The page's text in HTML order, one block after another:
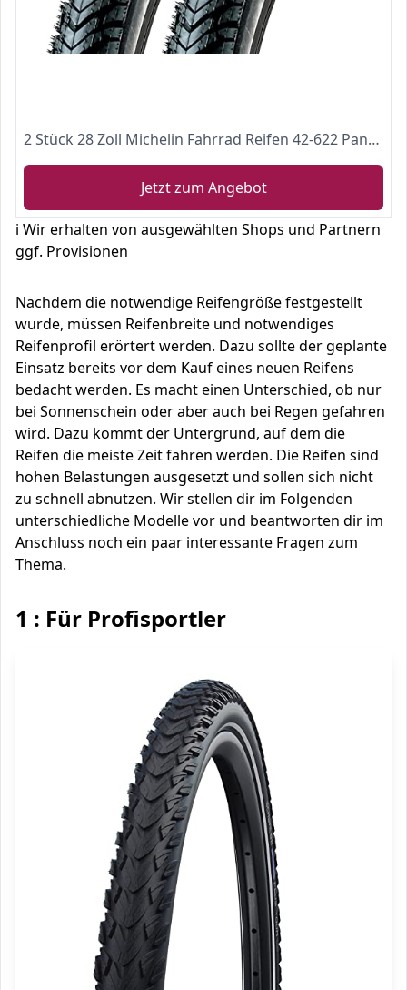
2 Stück 28 Zoll Michelin Fahrrad Reifen 42-622 Pannenschutz Mantel Decke 28x1.6 Tire
Jetzt zum Angebot
ℹ️ Wir erhalten von ausgewählten Shops und Partnern
ggf. Provisionen
Nachdem die notwendige Reifengröße festgestellt
wurde, müssen Reifenbreite und notwendiges
Reifenprofil erörtert werden. Dazu sollte der geplante
Einsatz bereits vor dem Kauf eines neuen Reifens
bedacht werden. Es macht einen Unterschied, ob nur
bei Sonnenschein oder aber auch bei Regen gefahren
wird. Dazu kommt der Untergrund, auf dem die
Reifen die meiste Zeit fahren werden. Die Reifen sind
hohen Belastungen ausgesetzt und sollen sich nicht
zu schnell abnutzen. Wir stellen dir im Folgenden
unterschiedliche Modelle vor und beantworten dir im
Anschluss noch ein paar interessante Fragen zum
Thema.
1 : Für Profisportler